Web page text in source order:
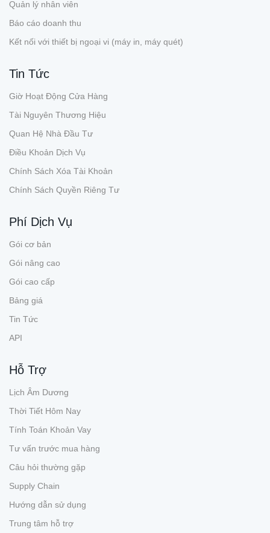
Quản lý nhân viên
Báo cáo doanh thu
Kết nối với thiết bị ngoại vi (máy in, máy quét)
Tin Tức
Giờ Hoạt Động Cửa Hàng
Tài Nguyên Thương Hiệu
Quan Hệ Nhà Đầu Tư
Điều Khoản Dịch Vụ
Chính Sách Xóa Tài Khoản
Chính Sách Quyền Riêng Tư
Phí Dịch Vụ
Gói cơ bản
Gói nâng cao
Gói cao cấp
Bảng giá
Tin Tức
API
Hỗ Trợ
Lịch Âm Dương
Thời Tiết Hôm Nay
Tính Toán Khoản Vay
Tư vấn trước mua hàng
Câu hỏi thường gặp
Supply Chain
Hướng dẫn sử dụng
Trung tâm hỗ trợ